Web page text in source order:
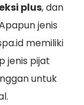
plus, dan
jenis
memiliki
jenis pijat
untuk